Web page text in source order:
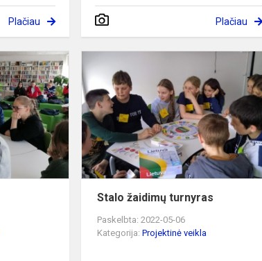
Plačiau Plačiau
7-
8
klasių
IQ
ringas
Stalo žaidimų turnyras
Paskelbta: 2022-05-06
Kategorija:Projektinė veikla